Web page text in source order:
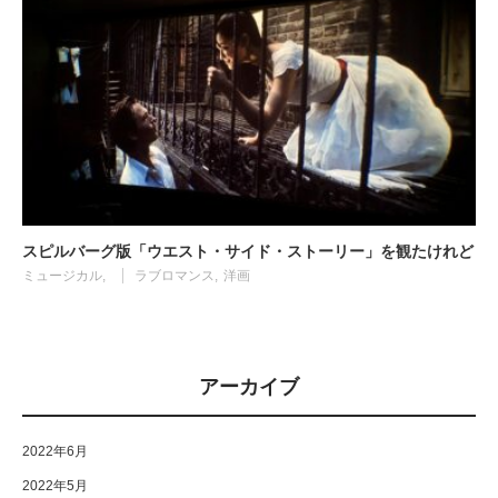
スピルバーグ版「ウエスト・サイド・ストーリー」を観たけれど
ミュージカル ラブロマンス 洋画
アーカイブ
2022年6月
2022年5月